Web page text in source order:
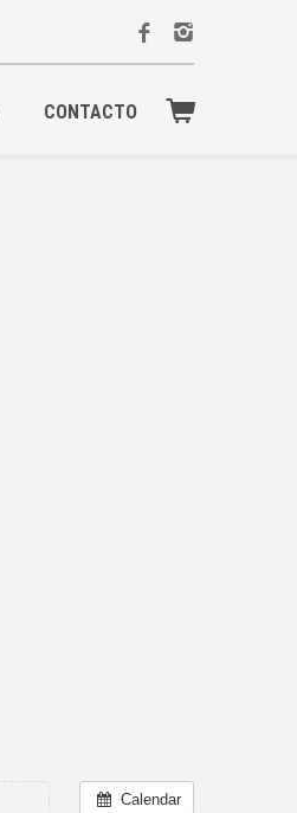
CONTACTO
Calendar